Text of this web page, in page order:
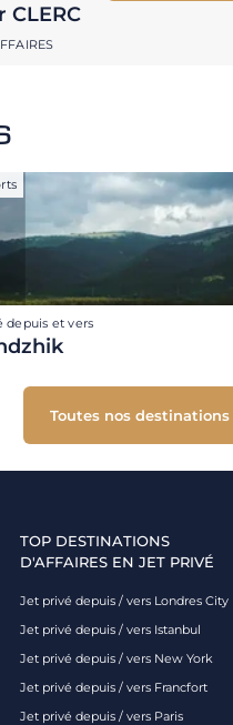
CLERC
depuis et vers
Toutes nos destinations
TOP DESTINATIONS
D'AFFAIRES EN JET PRIVÉ
Jet privé depuis / vers Londres City
Jet privé depuis / vers Istanbul
Jet privé depuis / vers New York
Jet privé depuis / vers Francfort
Jet privé depuis / vers Paris